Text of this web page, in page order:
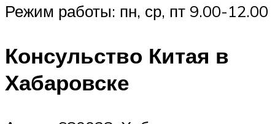
Режим работы: пн, ср, пт 9.00-12.00
Консульство Китая в
Хабаровске